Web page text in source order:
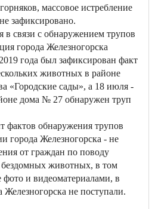
массовое истребление
зафиксировано.
связи с обнаружением трупов
города Железногорска
года был зафиксирован факт
животных в районе
«Городские сады», а 18 июля -
дома № 27 обнаружен труп
фактов обнаружения трупов
города Железногорска - не
от граждан по поводу
бездомных животных, в том
и видеоматериалами, в
не поступали.